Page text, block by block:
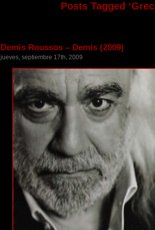
Posts Tagged
Demis Roussos – Demis (2009)
jueves, septiembre 17th, 2009